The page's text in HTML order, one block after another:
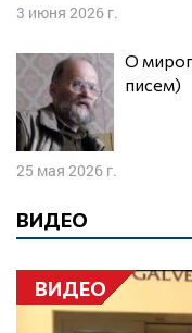
3 июня 2026 г.
О миропорядке 1945 года (из тюремных
писем)
25 мая 2026 г.
ВИДЕО
ВИДЕО